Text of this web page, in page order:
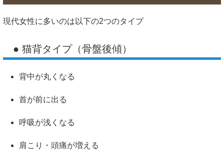
現代女性に多いのは以下の2つのタイプ
● 猫背タイプ（骨盤後傾）
背中が丸くなる
首が前に出る
呼吸が浅くなる
肩こり・頭痛が増える